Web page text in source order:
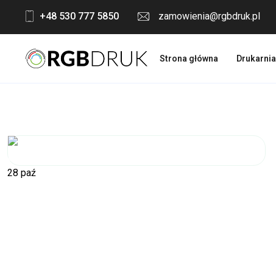
content
+48 530 777 5850 zamowienia@rgbdruk.pl
Strona główna Drukarnia
28 paź